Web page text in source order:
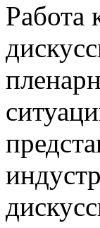
Работа